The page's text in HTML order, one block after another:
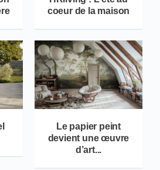
coeur de la maison
Le papier peint
devient une œuvre
d’art...